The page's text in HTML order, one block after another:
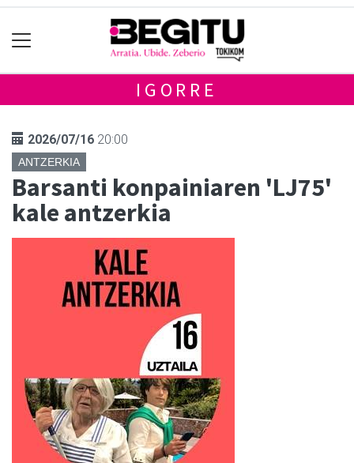
IGORRE
2026/07/16 20:00
ANTZERKIA
Barsanti konpainiaren 'LJ75'
kale antzerkia